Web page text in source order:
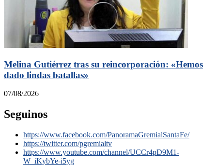
Melina Gutiérrez tras su reincorporación: «Hemos
dado lindas batallas»
07/08/2026
Seguinos
https://www.facebook.com/PanoramaGremialSantaFe/
https://twitter.com/pgremialtv
https://www.youtube.com/channel/UCCr4pD9M1-
W_iKybYe-i5yg